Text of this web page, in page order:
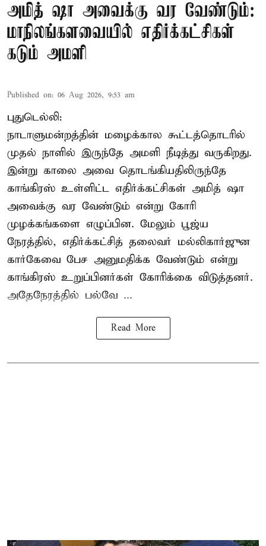
அமித் ஷா அவைக்கு வர வேண்டும்:
மாநிலங்களவையில் எதிர்க்கட்சிகள்
கடும் அமளி
Published on: 06 Aug 2026, 9:53 am
புதுடெல்லி:
நாடாளுமன்றத்தின் மழைக்கால கூட்டத்தொடரில்
முதல் நாளில் இருந்தே அமளி நீடித்து வருகிறது.
இன்று காலை அவை தொடங்கியதிலிருந்தே
காங்கிரஸ் உள்ளிட்ட எதிர்க்கட்சிகள் அமித் ஷா
அவைக்கு வர வேண்டும் என்று கோரி
முழக்கங்களை எழுப்பின. மேலும் பூஜ்ய
நேரத்தில், எதிர்க்கட்சித் தலைவர் மல்லிகார்ஜுன
கார்கேவை பேச அனுமதிக்க வேண்டும் என்று
காங்கிரஸ் உறுப்பினர்கள் கோரிக்கை விடுத்தனர்.
அதேநேரத்தில் பல்வே ...
Read More